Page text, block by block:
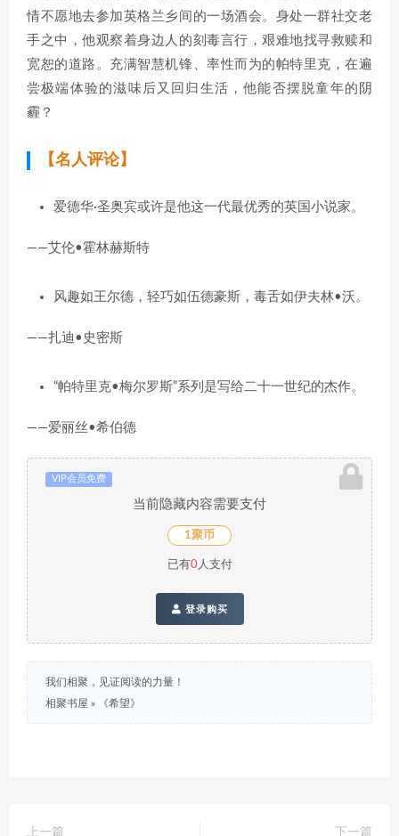
情不愿地去参加英格兰乡间的一场酒会。身处一群社交老
手之中，他观察着身边人的刻毒言行，艰难地找寻救赎和
宽恕的道路。充满智慧机锋、率性而为的帕特里克，在遍
尝极端体验的滋味后又回归生活，他能否摆脱童年的阴
霾？
【名人评论】
爱德华·圣奥宾或许是他这一代最优秀的英国小说家。
——艾伦•霍林赫斯特
风趣如王尔德，轻巧如伍德豪斯，毒舌如伊夫林•沃。
——扎迪•史密斯
“帕特里克•梅尔罗斯”系列是写给二十一世纪的杰作。
——爱丽丝•希伯德
VIP会员免费
当前隐藏内容需要支付
1聚币
已有0人支付
登录购买
我们相聚，见证阅读的力量！
相聚书屋 » 《希望》
上一篇
下一篇